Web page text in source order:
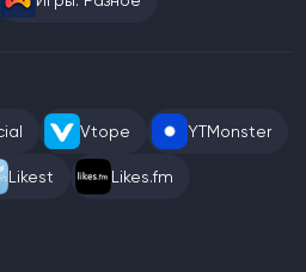
Vtope YTMonster
Likest Likes.fm